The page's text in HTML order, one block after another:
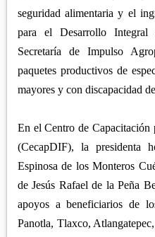
TERRENATE
TLAXCO
CHIAUTEMPAN
CONTLA
PANOTLA
ZACATELCO
REGIÓN PONIENTE
HUEYOTLIPAN
seguridad alimentaria y el
para el Desarrollo
Secretaría de Impulso
paquetes productivos de
mayores y con discapacidad
En el Centro de Capacitación
(CecapDIF), la presidenta
Espinosa de los Monteros
de Jesús Rafael de la Peña
apoyos a beneficiarios de
Panotla, Tlaxco,